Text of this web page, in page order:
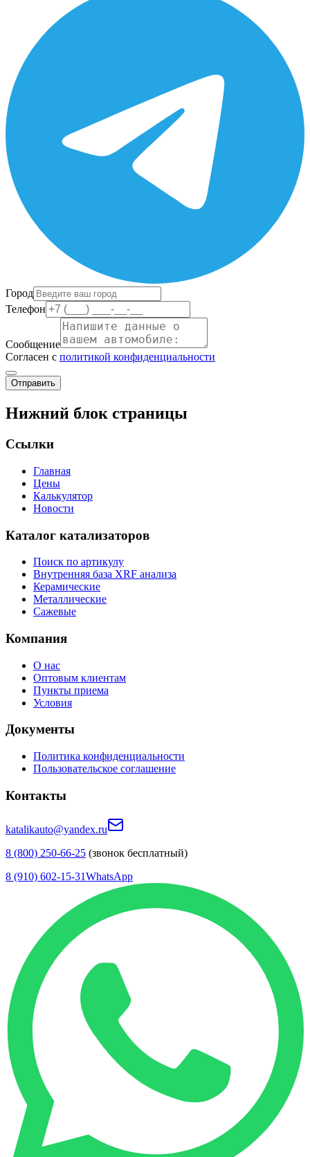
Город
Телефон
Сообщение
Согласен с политикой конфиденциальности
Отправить
Нижний блок страницы
Ссылки
Главная
Цены
Калькулятор
Новости
Каталог катализаторов
Поиск по артикулу
Внутренняя база XRF анализа
Керамические
Металлические
Сажевые
Компания
О нас
Оптовым клиентам
Пункты приема
Условия
Документы
Политика конфиденциальности
Пользовательское соглашение
Контакты
katalikauto@yandex.ru
8 (800) 250-66-25 (звонок бесплатный)
8 (910) 602-15-31WhatsApp